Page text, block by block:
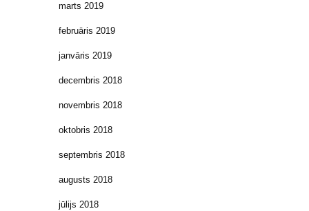
marts 2019
februāris 2019
janvāris 2019
decembris 2018
novembris 2018
oktobris 2018
septembris 2018
augusts 2018
jūlijs 2018